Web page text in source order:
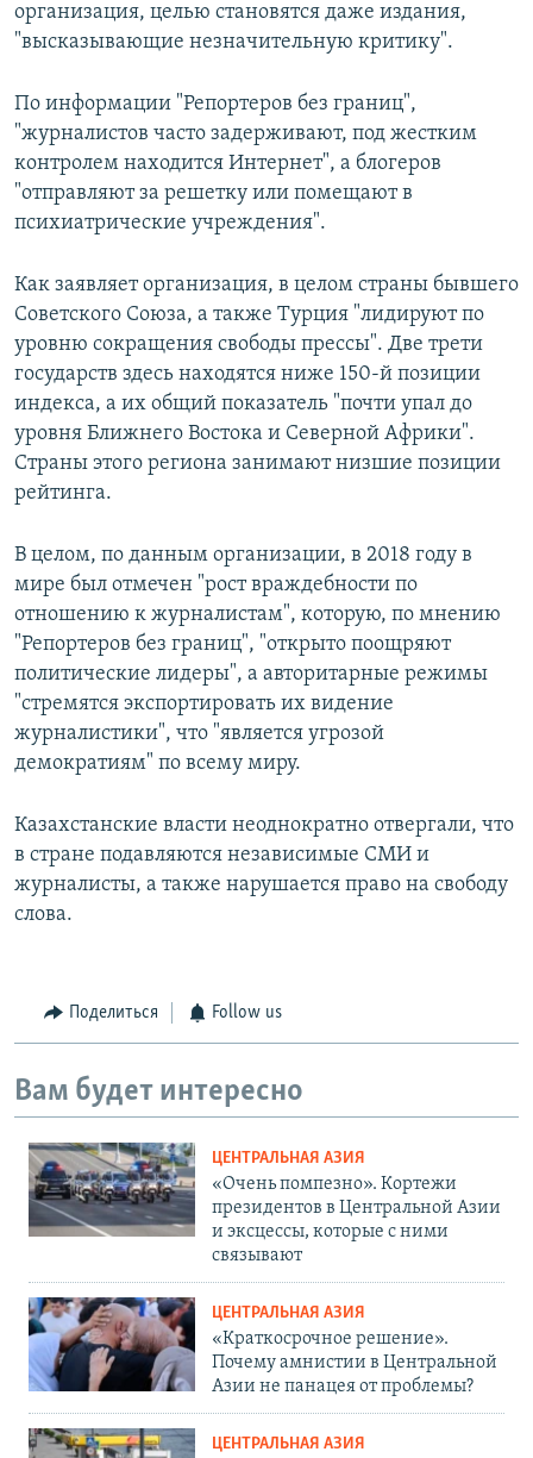
организация, целью становятся даже издания,
"высказывающие незначительную критику".
По информации "Репортеров без границ",
"журналистов часто задерживают, под жестким
контролем находится Интернет", а блогеров
"отправляют за решетку или помещают в
психиатрические учреждения".
Как заявляет организация, в целом страны бывшего
Советского Союза, а также Турция "лидируют по
уровню сокращения свободы прессы". Две трети
государств здесь находятся ниже 150-й позиции
индекса, а их общий показатель "почти упал до
уровня Ближнего Востока и Северной Африки".
Страны этого региона занимают низшие позиции
рейтинга.
В целом, по данным организации, в 2018 году в
мире был отмечен "рост враждебности по
отношению к журналистам", которую, по мнению
"Репортеров без границ", "открыто поощряют
политические лидеры", а авторитарные режимы
"стремятся экспортировать их видение
журналистики", что "является угрозой
демократиям" по всему миру.
Казахстанские власти неоднократно отвергали, что
в стране подавляются независимые СМИ и
журналисты, а также нарушается право на свободу
слова.
Поделиться Follow us
Вам будет интересно
ЦЕНТРАЛЬНАЯ АЗИЯ
«Очень помпезно». Кортежи
президентов в Центральной Азии
и эксцессы, которые с ними
связывают
ЦЕНТРАЛЬНАЯ АЗИЯ
«Краткосрочное решение».
Почему амнистии в Центральной
Азии не панацея от проблемы?
ЦЕНТРАЛЬНАЯ АЗИЯ